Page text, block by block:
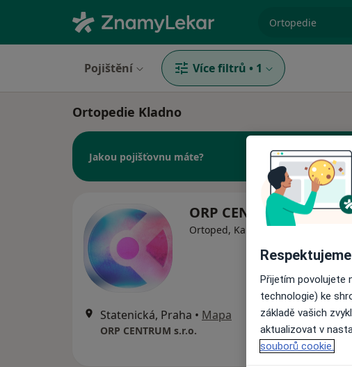
Pojištění Více filtrů • 1
Ortopedie Kladno
Jakou pojišťovnu máte?
ORP CENTRUM s.r.o.
Ortoped, Kardiolog, Ostatní
Statenická, Praha • Mapa
ORP CENTRUM s.r.o.
Přijetím povolujete
technologie) ke
základě vašich
aktualizovat v
souborů cookie.